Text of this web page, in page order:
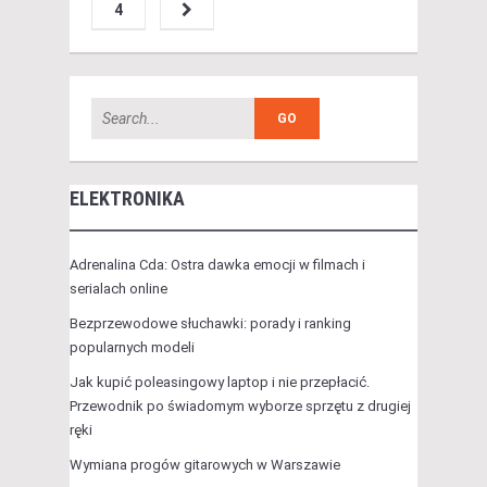
4
ELEKTRONIKA
Adrenalina Cda: Ostra dawka emocji w filmach i
serialach online
Bezprzewodowe słuchawki: porady i ranking
popularnych modeli
Jak kupić poleasingowy laptop i nie przepłacić.
Przewodnik po świadomym wyborze sprzętu z drugiej
ręki
Wymiana progów gitarowych w Warszawie